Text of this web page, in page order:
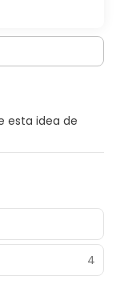
esta idea de
4